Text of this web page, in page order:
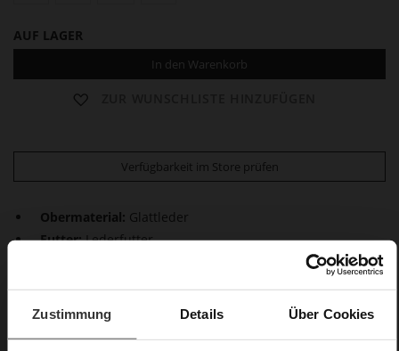
Zustimmung Details Über Cookies
AUF LAGER
In den Warenkorb
Verfügbarkeit im Store prüfen
Obermaterial: Glattleder
Futter:Lederfutter
Mehr
Informationen
Lederfutter